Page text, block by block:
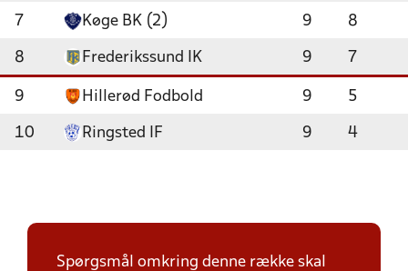
7 Køge BK (2) 9 8
8 Frederikssund IK 9 7
9 Hillerød Fodbold 9 5
10 Ringsted IF 9 4
Spørgsmål omkring denne række skal